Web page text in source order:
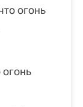
огонь